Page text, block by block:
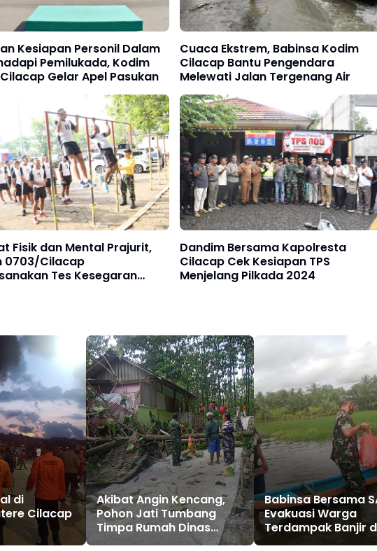
Kesiapan Personil Dalam
Pemilukada, Kodim
Gelar Apel Pasukan
Cuaca Ekstrem, Babinsa Kodim
Cilacap Bantu Pengendara
Melewati Jalan Tergenang Air
Fisik dan Mental Prajurit,
0703/Cilacap
Tes Kesegaran
Dandim Bersama Kapolresta
Cilacap Cek Kesiapan TPS
Menjelang Pilkada 2024
di
Cilacap
Akibat Angin Kencang,
Pohon Jati Tumbang
Timpa Rumah Dinas
Pensiunan TNI AD
Babinsa Bersama
Evakuasi Warga
Terdampak Banjir
Dusun Pejaten Desa